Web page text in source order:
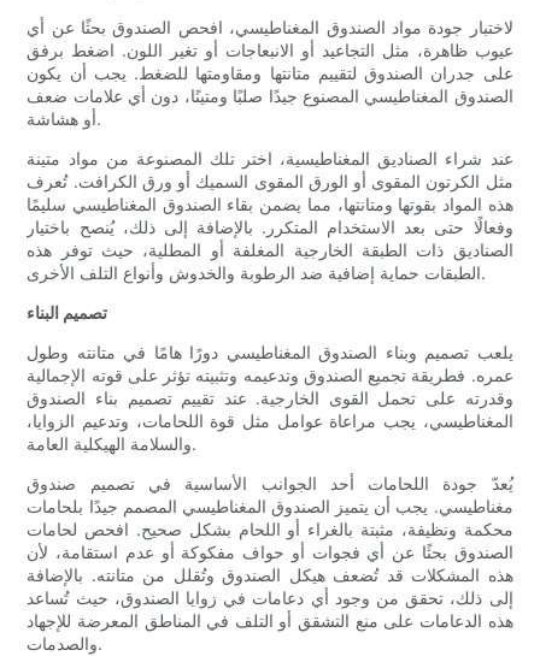
لاختبار جودة مواد الصندوق المغناطيسي، افحص الصندوق بحثًا عن أي
عيوب ظاهرة، مثل التجاعيد أو الانبعاجات أو تغير اللون. اضغط برفق
على جدران الصندوق لتقييم متانتها ومقاومتها للضغط. يجب أن يكون
الصندوق المغناطيسي المصنوع جيدًا صلبًا ومتينًا، دون أي علامات ضعف
أو هشاشة.
عند شراء الصناديق المغناطيسية، اختر تلك المصنوعة من مواد متينة
مثل الكرتون المقوى أو الورق المقوى السميك أو ورق الكرافت. تُعرف
هذه المواد بقوتها ومتانتها، مما يضمن بقاء الصندوق المغناطيسي سليمًا
وفعالًا حتى بعد الاستخدام المتكرر. بالإضافة إلى ذلك، يُنصح باختيار
الصناديق ذات الطبقة الخارجية المغلفة أو المطلية، حيث توفر هذه
الطبقات حماية إضافية ضد الرطوبة والخدوش وأنواع التلف الأخرى.
تصميم البناء
يلعب تصميم وبناء الصندوق المغناطيسي دورًا هامًا في متانته وطول
عمره. فطريقة تجميع الصندوق وتدعيمه وتثبيته تؤثر على قوته الإجمالية
وقدرته على تحمل القوى الخارجية. عند تقييم تصميم بناء الصندوق
المغناطيسي، يجب مراعاة عوامل مثل قوة اللحامات، وتدعيم الزوايا،
والسلامة الهيكلية العامة.
يُعدّ جودة اللحامات أحد الجوانب الأساسية في تصميم صندوق
مغناطيسي. يجب أن يتميز الصندوق المغناطيسي المصمم جيدًا بلحامات
محكمة ونظيفة، مثبتة بالغراء أو اللحام بشكل صحيح. افحص لحامات
الصندوق بحثًا عن أي فجوات أو حواف مفكوكة أو عدم استقامة، لأن
هذه المشكلات قد تُضعف هيكل الصندوق وتُقلل من متانته. بالإضافة
إلى ذلك، تحقق من وجود أي دعامات في زوايا الصندوق، حيث تُساعد
هذه الدعامات على منع التشقق أو التلف في المناطق المعرضة للإجهاد
والصدمات.